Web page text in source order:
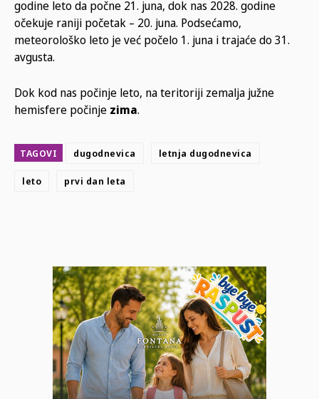
godine leto da počne 21. juna, dok nas 2028. godine
očekuje raniji početak – 20. juna. Podsećamo,
meteorološko leto je već počelo 1. juna i trajaće do 31.
avgusta.
Dok kod nas počinje leto, na teritoriji zemalja južne
hemisfere počinje zima.
TAGOVI dugodnevica letnja dugodnevica
leto prvi dan leta